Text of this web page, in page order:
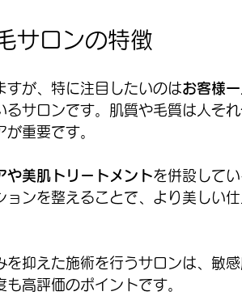
サロンの特徴
すが、特に注目したいのはお客様
るサロンです。肌質や毛質は人そ
重要です。
や美肌トリートメントを併設して
ンを整えることで、より美しい
抑えた施術を行うサロンは、敏
高評価のポイントです。